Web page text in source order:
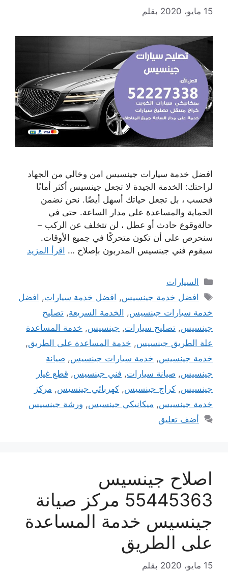
15 مايو، 2020 بقلم
افضل خدمة سيارات جينسيس امن وخالي من الجهاد
لراحتك: الخدمة الجيدة لا تجعل جينسيس أكثر أمانًا
فحسب ، بل تجعل حياتك أسهل أيضًا. نحن نضمن
الحماية والمساعدة على مدار الساعة. حتى في
حالةوقوع حادث أو عطل ، لن تتخلف عن الركب –
سنحرص على أن تكون متحركًا في جميع الأوقات.
سيقوم فني جينسيس المدربون بإصلاح … اقرأ المزيد
التصنيفات
السيارات
الوسوم
افضل خدمة جينسيس, افضل خدمة سيارات, افضل
خدمة سيارات جينسيس, الخدمة السريعة, تصليح
جينسيس, تصليح سيارات, جينسيس, خدمة المساعدة
علة الطريق جينسيس, خدمة المساعدة على الطريق,
خدمة جينسيس, خدمة سيارات جينسيس, صيانة
جينسيس, صيانة سيارات, فني جينسيس, قطع غيار
جينسيس, كراج جينسيس, كهربائي جينسيس, مركز
خدمة جينسيس, ميكانيكي جينسيس, ورشة جينسيس
أضف تعليق
اصلاح جينسيس
55445363 مركز صيانة
جينسيس خدمة المساعدة
على الطريق
15 مايو، 2020 بقلم